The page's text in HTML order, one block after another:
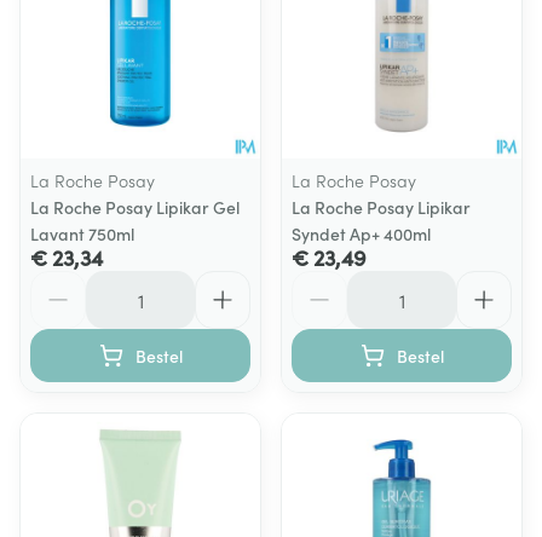
La Roche Posay
La Roche Posay Lipikar Gel
Lavant 750ml
€ 23,34
Bestel
La Roche Posay
La Roche Posay Lipikar
Syndet Ap+ 400ml
€ 23,49
Bestel